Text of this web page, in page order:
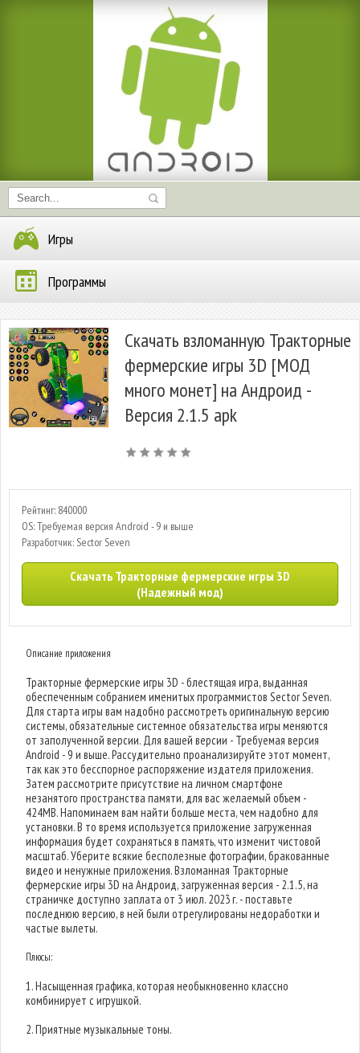
Игры
Программы
Скачать взломанную Тракторные
фермерские игры 3D [МОД
много монет] на Андроид -
Версия 2.1.5 apk
Рейтинг: 840000
OS: Требуемая версия Android - 9 и выше
Разработчик: Sector Seven
Скачать Тракторные фермерские игры 3D
(Надежный мод)
Описание приложения
Тракторные фермерские игры 3D - блестящая игра, выданная
обеспеченным собранием именитых программистов Sector Seven.
Для старта игры вам надобно рассмотреть оригинальную версию
системы, обязательные системное обязательства игры меняются
от заполученной версии. Для вашей версии - Требуемая версия
Android - 9 и выше. Рассудительно проанализируйте этот момент,
так как это бесспорное распоряжение издателя приложения.
Затем рассмотрите присутствие на личном смартфоне
незанятого пространства памяти, для вас желаемый объем -
424MB. Напоминаем вам найти больше места, чем надобно для
установки. В то время используется приложение загруженная
информация будет сохраняться в память, что изменит чистовой
масштаб. Уберите всякие бесполезные фотографии, бракованные
видео и ненужные приложения. Взломанная Тракторные
фермерские игры 3D на Андроид, загруженная версия - 2.1.5, на
страничке доступно заплата от 3 июл. 2023 г. - поставьте
последнюю версию, в ней были отрегулированы недоработки и
частые вылеты.
Плюсы:
1. Насыщенная графика, которая необыкновенно классно
комбинирует с игрушкой.
2. Приятные музыкальные тоны.